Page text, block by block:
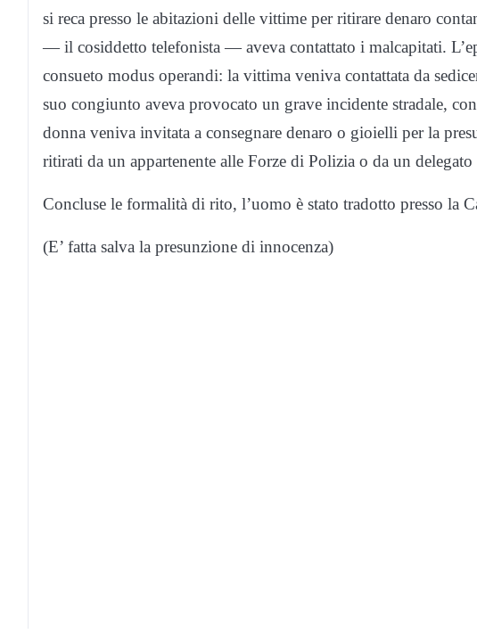
si reca presso le abitazioni delle vittime per ritirare denaro
— il cosiddetto telefonista — aveva contattato i malcapitati.
consueto modus operandi: la vittima veniva contattata da
suo congiunto aveva provocato un grave incidente stradale,
donna veniva invitata a consegnare denaro o gioielli per la
ritirati da un appartenente alle Forze di Polizia o da un
Concluse le formalità di rito, l’uomo è stato tradotto presso la
(E’ fatta salva la presunzione di innocenza)